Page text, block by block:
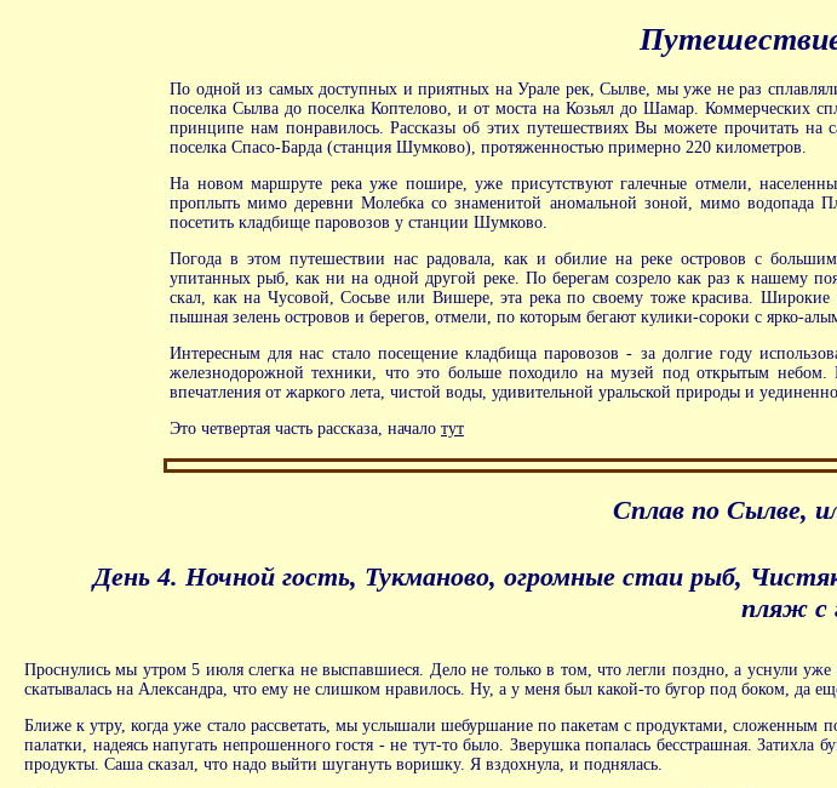
По одной из самых доступных и приятных на Урале рек, Сылве, мы уже не раз
поселка Сылва до поселка Коптелово, и от моста на Козьял до Шамар. Коммерческих
принципе нам понравилось. Рассказы об этих путешествиях Вы можете прочитать
поселка Спасо-Барда (станция Шумково), протяженностью примерно 220 километров.
На новом маршруте река уже пошире, уже присутствуют галечные отмели,
проплыть мимо деревни Молебка со знаменитой аномальной зоной, мимо водопада
посетить кладбище паровозов у станции Шумково.
Погода в этом путешествии нас радовала, как и обилие на реке островов с
упитанных рыб, как ни на одной другой реке. По берегам созрело как раз к нашему
скал, как на Чусовой, Сосьве или Вишере, эта река по своему тоже красива. Широкие
пышная зелень островов и берегов, отмели, по которым бегают кулики-сороки с ярко-
Интересным для нас стало посещение кладбища паровозов - за долгие году
железнодорожной техники, что это больше походило на музей под открытым
впечатления от жаркого лета, чистой воды, удивительной уральской природы и
Это четвертая часть рассказа, начало тут
Сплав по Сылве,
День 4. Ночной гость, Тукманово, огромные стаи рыб,
пляж с
Проснулись мы утром 5 июля слегка не выспавшиеся. Дело не только в том, что легли поздно, а уснули
скатывалась на Александра, что ему не слишком нравилось. Ну, а у меня был какой-то бугор под боком, да
Ближе к утру, когда уже стало рассветать, мы услышали шебуршание по пакетам с продуктами,
палатки, надеясь напугать непрошенного гостя - не тут-то было. Зверушка попалась бесстрашная.
продукты. Саша сказал, что надо выйти шугануть воришку. Я вздохнула, и поднялась.